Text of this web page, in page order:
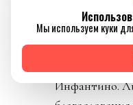
о лысом
Картинно
дон заявил,
Инфантино.
Мы используем куки